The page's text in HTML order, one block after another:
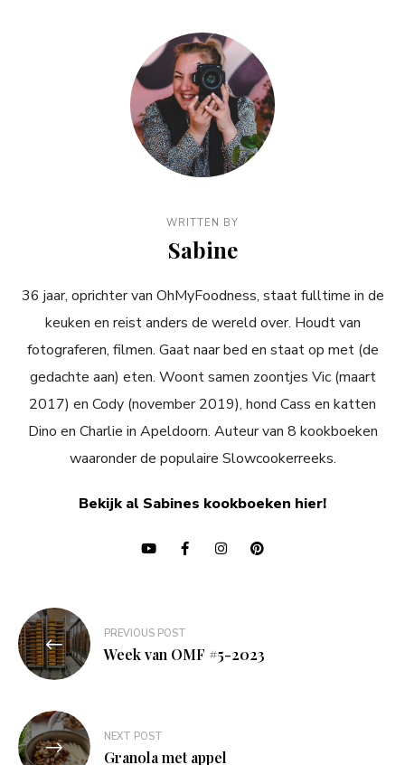
WRITTEN BY
Sabine
36 jaar, oprichter van OhMyFoodness, staat fulltime in de
keuken en reist anders de wereld over. Houdt van
fotograferen, filmen. Gaat naar bed en staat op met (de
gedachte aan) eten. Woont samen zoontjes Vic (maart
2017) en Cody (november 2019), hond Cass en katten
Dino en Charlie in Apeldoorn. Auteur van 8 kookboeken
waaronder de populaire Slowcookerreeks.
Bekijk al Sabines kookboeken hier!
Bericht
navigatie
PREVIOUS POST
Week van OMF #5-2023
NEXT POST
Granola met appel